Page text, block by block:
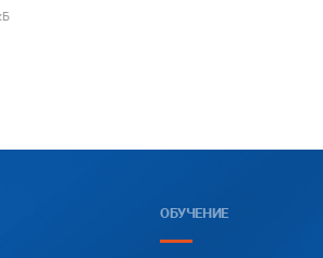
ОБУЧЕНИЕ